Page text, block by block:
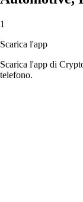
1
Scarica l'app
Scarica l'app di
telefono.